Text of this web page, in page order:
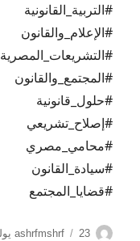
#التربية_القانونية
#الإعلام_والقانون
#التشريعات_المصرية
#المجتمع_والقانون
#حلول_قانونية
#إصلاح_تشريعي
#محامي_مصري
#سيادة_القانون
#قضايا_المجتمع
الكاتبashrfmshrf
نُشرت 23 يوليو، 2016